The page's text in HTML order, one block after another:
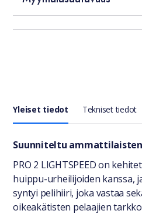
Yleiset tiedot Tekniset tiedot
Yleiset tiedot
Suunniteltu
PRO 2 LIGHTSPEED on
huippu-urheilijoiden kanssa,
syntyi pelihiiri, joka vastaa
oikeakätisten pelaajien